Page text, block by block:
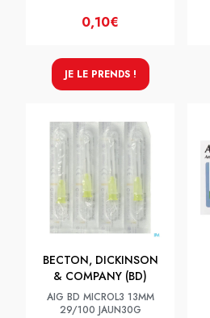
0,10€
JE LE PRENDS !
BECTON, DICKINSON
& COMPANY (BD)
AIG BD MICROL3 13MM
29/100 JAUN30G